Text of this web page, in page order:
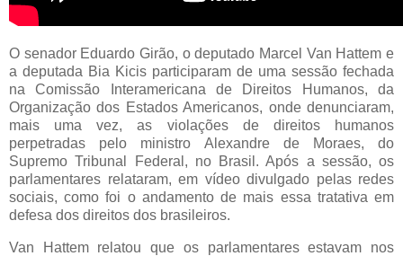
O senador Eduardo Girão, o deputado Marcel Van Hattem e
a deputada Bia Kicis participaram de uma sessão fechada
na Comissão Interamericana de Direitos Humanos, da
Organização dos Estados Americanos, onde denunciaram,
mais uma vez, as violações de direitos humanos
perpetradas pelo ministro Alexandre de Moraes, do
Supremo Tribunal Federal, no Brasil. Após a sessão, os
parlamentares relataram, em vídeo divulgado pelas redes
sociais, como foi o andamento de mais essa tratativa em
defesa dos direitos dos brasileiros.
Van Hattem relatou que os parlamentares estavam nos